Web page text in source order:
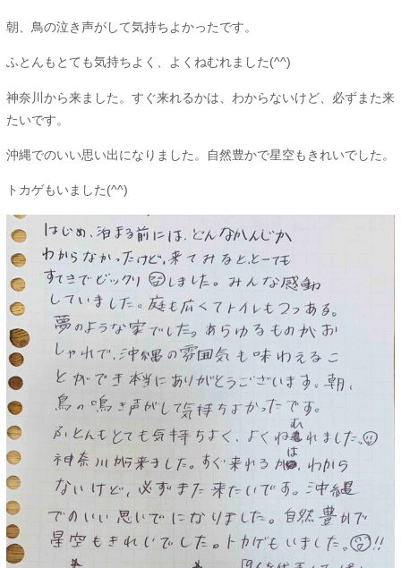
朝、鳥の泣き声がして気持ちよかったです。
ふとんもとても気持ちよく、よくねむれました(^^)
神奈川から来ました。すぐ来れるかは、わからないけど、必ずまた来
たいです。
沖縄でのいい思い出になりました。自然豊かで星空もきれいでした。
トカゲもいました(^^)